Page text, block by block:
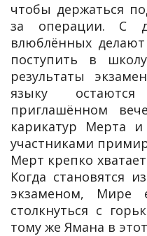
чтобы держаться
за операции. С
влюблённых
поступить в
результаты
языку
приглашённом
карикатур Мерта и
участниками
Мерт крепко
Когда становятся
экзаменом, Мире
столкнуться с
тому же Ямана в